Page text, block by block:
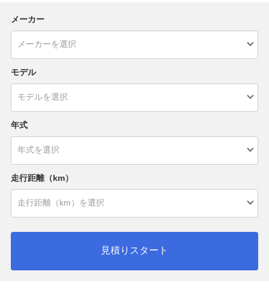
メーカー
モデル
年式
走行距離（km）
見積りスタート